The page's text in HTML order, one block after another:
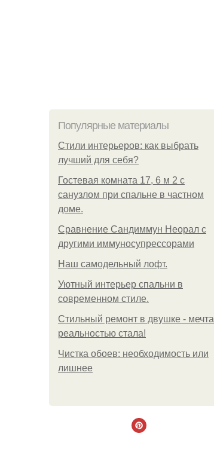
Популярные материалы
Стили интерьеров: как выбрать
лучший для себя?
Гостевая комната 17, 6 м 2 с
санузлом при спальне в частном
доме.
Сравнение Сандиммун Неорал с
другими иммуносупрессорами
Наш самодельный лофт.
Уютный интерьер спальни в
современном стиле.
Стильный ремонт в двушке - мечта
реальностью стала!
Чистка обоев: необходимость или
лишнее